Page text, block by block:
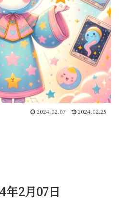
2024.02.07 2024.02.25
2月07日